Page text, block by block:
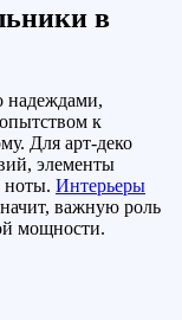
в
надеждами,
к
Для арт-деко
элементы
ноты. Интерьеры
важную роль
мощности.